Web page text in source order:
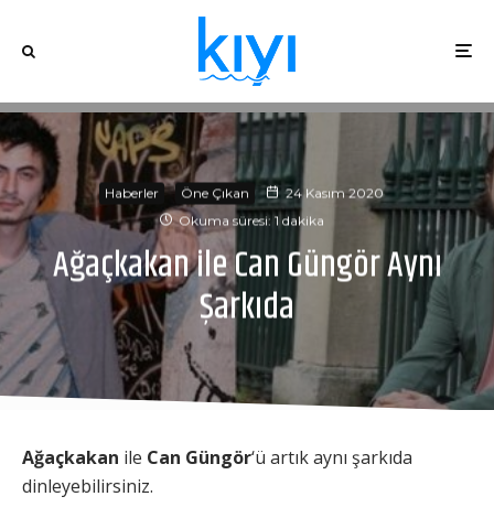
Haberler Öne Çıkan
24 Kasım 2020
Okuma süresi: 1 dakika
Ağaçkakan ile Can Güngör Aynı
Şarkıda
Ağaçkakan ile Can Güngör‘ü artık aynı şarkıda
dinleyebilirsiniz.